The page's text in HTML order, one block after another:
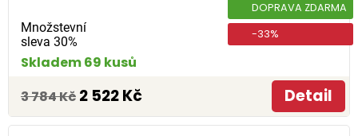
Množstevní
sleva 30%
DOPRAVA ZDARMA
-33%
Skladem 69 kusů
3 784 Kč 2 522 Kč Detail